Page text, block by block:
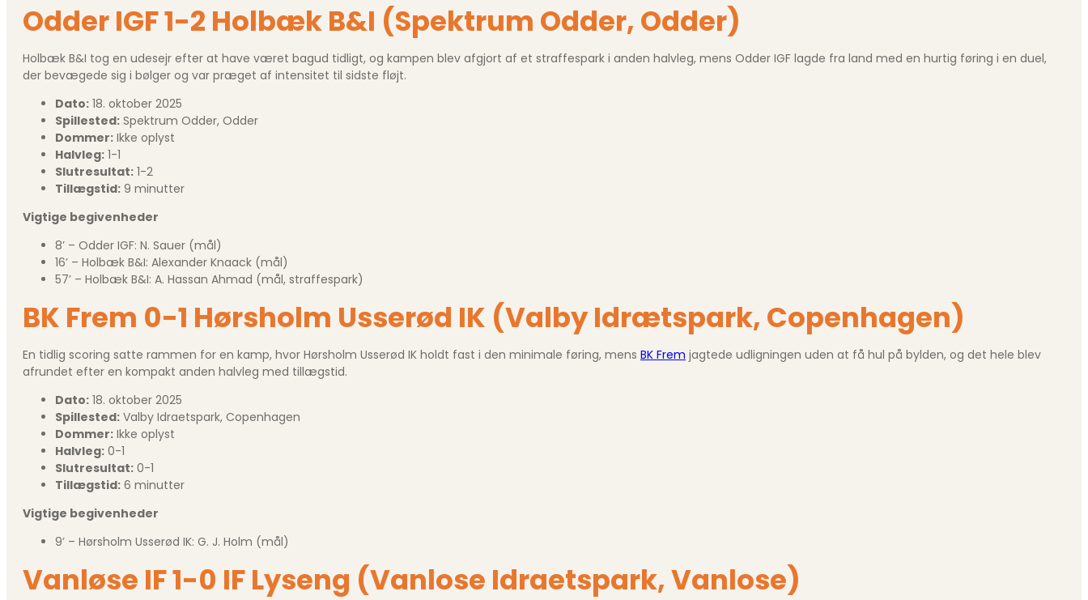
Odder IGF 1-2 Holbæk B&I (Spektrum Odder, Odder)
Holbæk B&I tog en udesejr efter at have været bagud tidligt, og kampen blev afgjort af et straffespark i anden halvleg, mens Odder IGF lagde fra land med en hurtig føring i en duel,
der bevægede sig i bølger og var præget af intensitet til sidste fløjt.
Dato: 18. oktober 2025
Spillested: Spektrum Odder, Odder
Dommer: Ikke oplyst
Halvleg: 1-1
Slutresultat: 1-2
Tillægstid: 9 minutter
Vigtige begivenheder
8’ – Odder IGF: N. Sauer (mål)
16’ – Holbæk B&I: Alexander Knaack (mål)
57’ – Holbæk B&I: A. Hassan Ahmad (mål, straffespark)
BK Frem 0-1 Hørsholm Usserød IK (Valby Idrætspark, Copenhagen)
En tidlig scoring satte rammen for en kamp, hvor Hørsholm Usserød IK holdt fast i den minimale føring, mens BK Frem jagtede udligningen uden at få hul på bylden, og det hele blev
afrundet efter en kompakt anden halvleg med tillægstid.
Dato: 18. oktober 2025
Spillested: Valby Idraetspark, Copenhagen
Dommer: Ikke oplyst
Halvleg: 0-1
Slutresultat: 0-1
Tillægstid: 6 minutter
Vigtige begivenheder
9’ – Hørsholm Usserød IK: G. J. Holm (mål)
Vanløse IF 1-0 IF Lyseng (Vanlose Idraetspark, Vanlose)